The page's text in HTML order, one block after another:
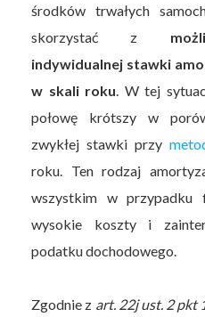
środków trwałych
skorzystać z
indywidualnej stawki
w skali roku . W tej
połowę krótszy w
zwykłej stawki przy
roku. Ten rodzaj
wszystkim w przypadku
wysokie koszty i
podatku dochodowego.
Zgodnie z art. 22j ust. 2 pkt